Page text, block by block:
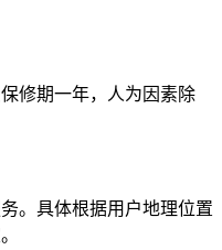
修期一年，人为因素除
。具体根据用户地理位置